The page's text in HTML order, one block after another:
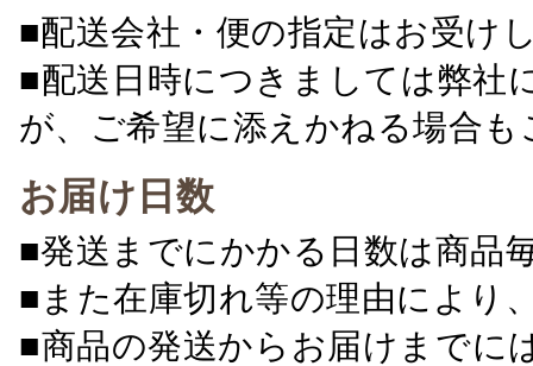
■配送会社・便の指定はお受け
■配送日時につきましては弊社
が、ご希望に添えかねる場合
お届け日数
■発送までにかかる日数は商品
■また在庫切れ等の理由により
■商品の発送からお届けまでに